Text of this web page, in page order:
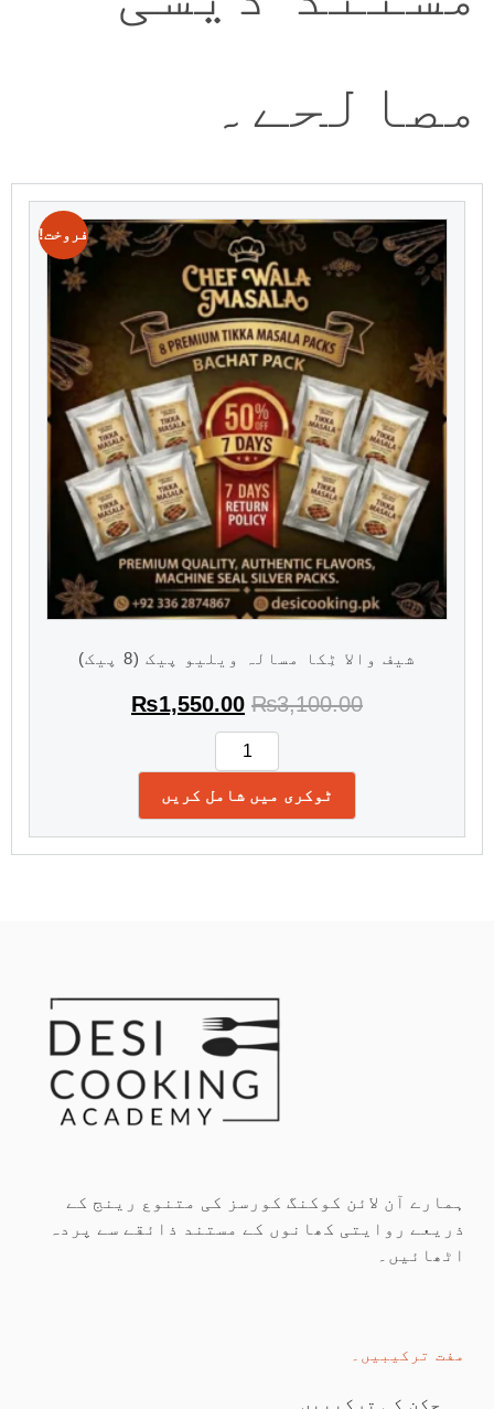
مصالحے۔
فروخت!
شیف والا ٹِکا مسالہ ویلیو پیک (8 پیک)
₨3,100.00
₨1,550.00
ٹوکری میں شامل کریں
ہمارے آن لائن کوکنگ کورسز کی متنوع رینج کے
ذریعے روایتی کھانوں کے مستند ذائقے سے پردہ
اٹھائیں۔
مفت ترکیبیں۔
چکن کی ترکیبیں۔